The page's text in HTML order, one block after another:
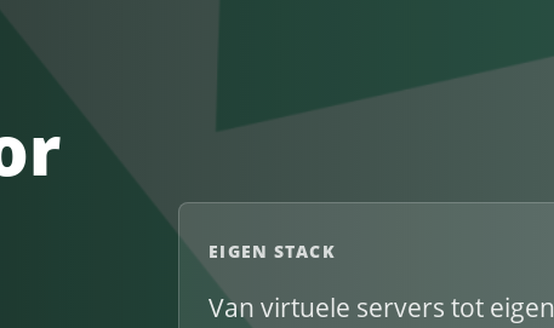
ieder device en
voor SRT, RTMP,
voor live en
MariaDB, PostgreSQL, Redis en meer beheerd
Migratie, beheer, security en
EIGEN STACK
Van virtuele servers tot